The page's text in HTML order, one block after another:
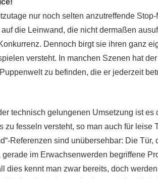
nur noch selten anzutreffende
die Leinwand, die nicht dermaßen
Dennoch birgt sie ihren ganz
versteht. In manchen Szenen hat
zu befinden, die er jederzeit
technisch gelungenen Umsetzung ist es
zu fesseln versteht, so man auch für leise
Referenzen sind unübersehbar: Die
im Erwachsenwerden begriffene
dies kennt man zwar bereits, doch